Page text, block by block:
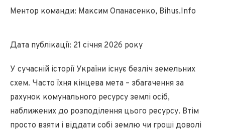
Ментор команди: Максим Опанасенко, Bihus.Info
Дата публікації: 21 січня 2026 року
У сучасній історії України існує безліч земельних
схем. Часто їхня кінцева мета – збагачення за
рахунок комунального ресурсу землі осіб,
наближених до розподілення цього ресурсу. Втім
просто взяти і віддати собі землю чи гроші доволі